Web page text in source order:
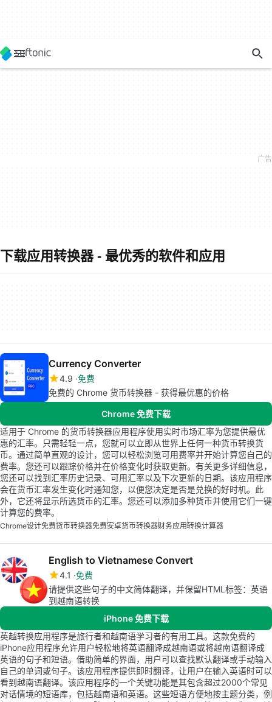
下载应用转换器 - 最优秀的软件和应用
Currency Converter
4.9 免费
免费的 Chrome 货币转换器 - 获得最优惠的价格
Chrome 免费下载
适用于 Chrome 的货币转换器应用程序使用实时市场汇率为您提供最优
惠的汇率。只需轻轻一点，您就可以立即从世界上任何一种货币转换货
币。通过简单直观的设计，您可以轻松浏览可用费率并开始计算您自己的
费率。您还可以跟踪价格并在价格变化时获取更新。有关更多详细信息，
您还可以找到汇率历史记录、可用汇率以及下次更新的日期。该应用程序
会在货币汇率发生变化时通知您，以便您决定是否是兑换的好时机。此
外，它还将显示所选货币的汇率。您还可以添加多种货币并使用它们一键
计算您的费率。
Chrome设计免费货币转换器免费安卓货币转换器财务应用转换计算器
English to Vietnamese Convert
4.1 免费
请提供这些句子的中文简体翻译，并保留HTML标签：英语
到越南语转换
iPhone 免费下载
英越转换应用程序是旅行者和越南语学习者的有用工具。这款免费的
iPhone应用程序允许用户轻松地将英语翻译成越南语或将越南语翻译成
英语的句子和短语。借助简单的界面，用户可以查找默认翻译或手动输入
自己的单词或句子。该应用程序提供即时翻译，让用户在输入英语时可以
看到越南语翻译。该应用程序的一个关键功能是其包含超过2000个常见
对话情境的短语库，包括越南语和英语。这些短语方便地按主题分类，例